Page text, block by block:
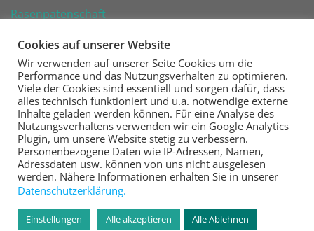
Rasenpatenschaft
VfR Wiesbaden 1926 e. V.
Fußball | Handball | Tennis | Kegeln | Tischtennis
Steinberger Straße 16
65187 Wiesbaden
www.vfr-wiesbaden.de
Cookies auf unserer Website
Wir verwenden auf unserer Seite Cookies um die
Performance und das Nutzungsverhalten zu optimieren.
Viele der Cookies sind essentiell und sorgen dafür, dass
alles technisch funktioniert und u.a. notwendige externe
Inhalte geladen werden können. Für eine Analyse des
Nutzungsverhaltens verwenden wir ein Google Analytics
Plugin, um unsere Website stetig zu verbessern.
Personenbezogene Daten wie IP-Adressen, Namen,
Adressdaten usw. können von uns nicht ausgelesen
werden. Nähere Informationen erhalten Sie in unserer
Datenschutzerklärung.
Einstellungen Alle akzeptieren Alle Ablehnen